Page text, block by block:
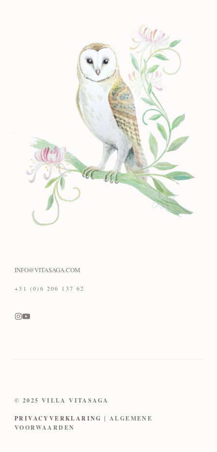
INFO@VITASAGA.COM
+31 (0)6 206 137 62
© 2025 VILLA VITASAGA
PRIVACYVERKLARING | ALGEMENE
VOORWAARDEN